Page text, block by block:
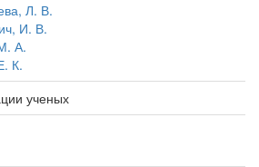
Л. В.
И. В.
А.
К.
ученых